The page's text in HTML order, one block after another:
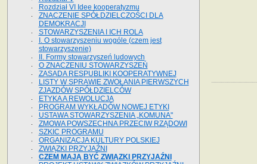
Rozdział VI Idee kooperatyzmu
ZNACZENIE SPÓŁDZIELCZOŚCI DLA
DEMOKRACJI
STOWARZYSZENIA I ICH ROLA
I. O stowarzyszeniu wogóle (czem jest
stowarzyszenie)
II. Formy stowarzyszeń ludowych
O ZNACZENIU STOWARZYSZEŃ
ZASADA RESPUBLIKI KOOPERATYWNEJ
LISTY W SPRAWIE ZWOŁANIA PIERWSZYCH
ZJAZDÓW SPÓŁDZIELCÓW
ETYKA A REWOLUCJA
PROGRAM WYKŁADÓW NOWEJ ETYKI
USTAWA STOWARZYSZENIA „KOMUNA"
ZMOWA POWSZECHNA PRZECIW RZĄDOWI
SZKIC PROGRAMU
ORGANIZACJA KULTURY POLSKIEJ
ZWIĄZKI PRZYJAŹNI
CZEM MAJĄ BYĆ ZWIĄZKI PRZYJAŹNI